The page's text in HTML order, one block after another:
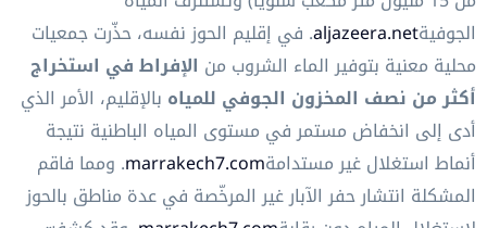
الجوفيةaljazeera.net. في إقليم الحوز نفسه، حذّرت جمعيات
محلية معنية بتوفير الماء الشروب من الإفراط في استخراج
أكثر من نصف المخزون الجوفي للمياه بالإقليم، الأمر الذي
أدى إلى انخفاض مستمر في مستوى المياه الباطنية نتيجة
أنماط استغلال غير مستدامةmarrakech7.com. ومما فاقم
المشكلة انتشار حفر الآبار غير المرخّصة في عدة مناطق بالحوز